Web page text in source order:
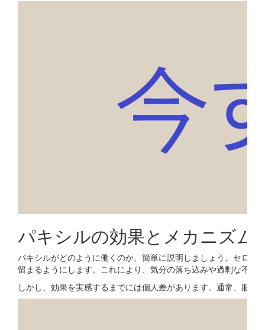
パキシルの効果とメカニズム
パキシルがどのように働くのか、簡単に説明しましょう。セロ
留まるようにします。これにより、気分の落ち込みや過剰な不
しかし、効果を実感するまでには個人差があります。通常、服